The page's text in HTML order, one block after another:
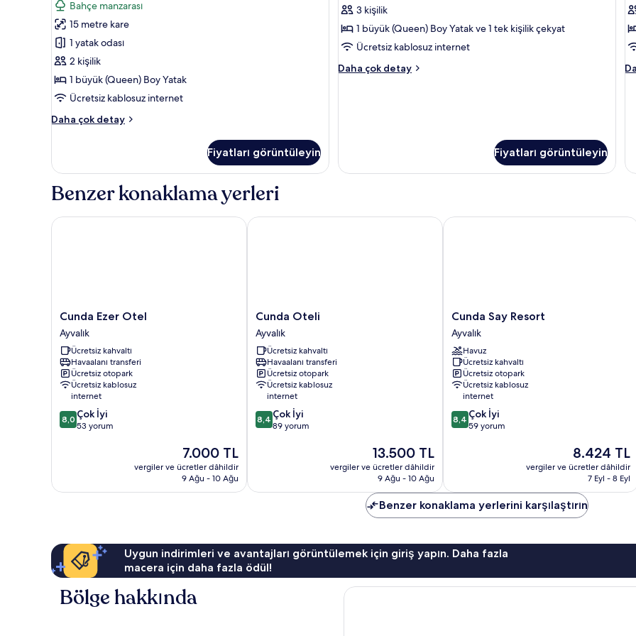
Büyük
(Queen)
Boy
Yatak,
Bahçe
Manzaralı
tüm
Bahçe manzarası
15 metre kare
1 yatak odası
2 kişilik
1 büyük (Queen) Boy Yatak
Ücretsiz kablosuz internet
Daha çok detay
Deluxe
(Queen)
Yatak,
Manzaralı
Fiyatları görüntüleyin
tüm
fotoğrafları
görün
3 kişilik
1 büyük (Queen) Boy Yatak ve 1 tek kişilik çekyat
Ücretsiz kablosuz internet
Daha çok detay
Deluxe
Fiyatları görüntüleyin
Benzer konaklama yerleri
Cunda
Ezer
Otel
Ayvalık
Cunda Ezer Otel
Ayvalık
Ücretsiz kahvaltı
Havaalanı transferi
Ücretsiz otopark
Ücretsiz kablosuz
internet
10
üzerinden
yorum
8,0 Çok İyi
53 yorum
Güncel
fiyat:
7.000 TL
7.000 TL
vergiler ve ücretler dâhildir
9 Ağu - 10 Ağu
Cunda Ezer Otel
Cunda
Oteli
Ayvalık
Cunda Oteli
Ayvalık
Ücretsiz kahvaltı
Havaalanı transferi
Ücretsiz otopark
Ücretsiz kablosuz
internet
10
üzerinden
yorum
8,4 Çok İyi
89 yorum
Güncel
fiyat:
13.500 TL
13.500 TL
vergiler ve ücretler dâhildir
9 Ağu - 10 Ağu
Cunda Oteli
Cunda
Say
Resort
Ayvalık
Cunda Say Resort
Ayvalık
Havuz
Ücretsiz kahvaltı
Ücretsiz otopark
Ücretsiz kablosuz
internet
10
üzerinden
yorum
8,4 Çok İyi
59 yorum
Güncel
fiyat:
8.424 TL
8.424 TL
vergiler ve ücretler dâhildir
7 Eyl - 8 Eyl
Cunda Say Resort
Benzer konaklama yerlerini karşılaştırın
Uygun indirimleri ve avantajları görüntülemek için giriş yapın. Daha fazla
macera için daha fazla ödül!
Bölge hakkında